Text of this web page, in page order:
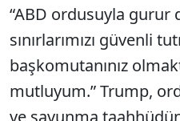
“ABD ordusuyla gurur
sınırlarımızı güvenli
başkomutanınız
mutluyum.” Trump,
ve savunma